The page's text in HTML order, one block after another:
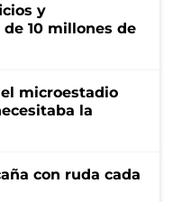
y
10 millones de
microestadio
la
con ruda cada